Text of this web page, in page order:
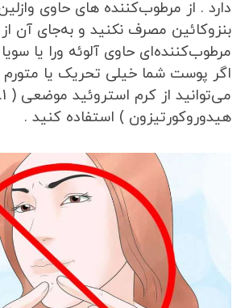
دارد . از مرطوب‌کننده های حاوی
بنزوکائین مصرف نکنید و به‌جای آن از
مرطوب‌کننده‌ای حاوی آلوئه ورا یا
اگر پوست شما خیلی تحریک یا
هیدوروکورتیزون ) استفاده کنید .